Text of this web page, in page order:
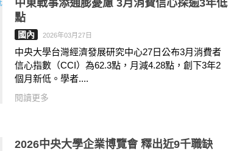
中東戰事添通膨憂慮 3月消費信心探逾3年低
點
國內 2026年03月27日
中央大學台灣經濟發展研究中心27日公布3月消費者
信心指數（CCI）為62.3點，月減4.28點，創下3年2
個月新低。學者....
閱讀更多
2026中央大學企業博覽會 釋出近9千職缺